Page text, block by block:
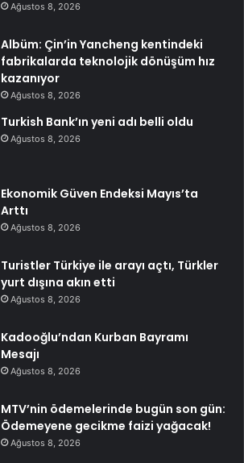
Ağustos 8, 2026
Albüm: Çin’in Yancheng kentindeki
fabrikalarda teknolojik dönüşüm hız
kazanıyor
Ağustos 8, 2026
Turkish Bank’ın yeni adı belli oldu
Ağustos 8, 2026
Ekonomik Güven Endeksi Mayıs’ta
Arttı
Ağustos 8, 2026
Turistler Türkiye ile arayı açtı, Türkler
yurt dışına akın etti
Ağustos 8, 2026
Kadooğlu’ndan Kurban Bayramı
Mesajı
Ağustos 8, 2026
MTV’nin ödemelerinde bugün son gün:
Ödemeyene gecikme faizi yağacak!
Ağustos 8, 2026